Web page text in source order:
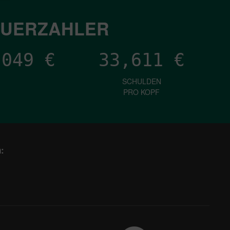
€ 33,611 €
SCHULDEN
PRO KOPF